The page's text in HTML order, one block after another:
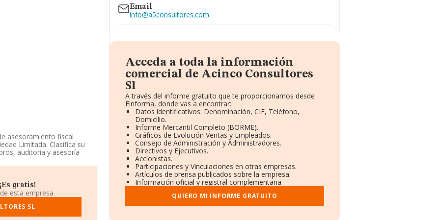
asesoramiento fiscal
Limitada. Clasifica su
auditoría y asesoría
la media de sector.
899 puestos en el
en el ranking del sector,
Limitada; en cambio,
gratis!
esta empresa.
SL
Email
info@a5consultores.com
Acceda a toda la información
comercial de Acinco Consultores
Sl
A través del informe gratuito que te proporcionamos desde
Einforma, donde vas a encontrar:
Datos identificativos: Denominación, CIF, Teléfono,
Domicilio.
Informe Mercantil Completo (BORME).
Gráficos de Evolución Ventas y Empleados.
Consejo de Administración y Administradores.
Directivos y Ejecutivos.
Accionistas.
Participaciones y Vinculaciones en otras empresas.
Artículos de prensa publicados sobre la empresa.
Información oficial y registral complementaria.
QUIERO MI INFORME GRATUITO